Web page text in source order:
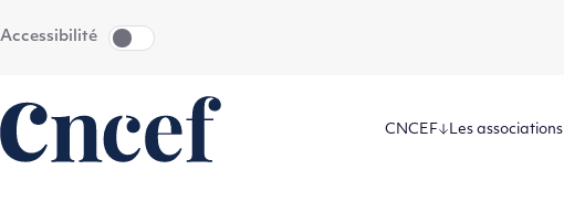
Accessibilité
CNCEF Les associations